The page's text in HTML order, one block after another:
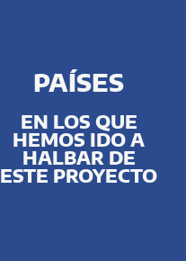
PAÍSES
EN LOS QUE
HEMOS IDO A
HALBAR DE
ESTE PROYECTO